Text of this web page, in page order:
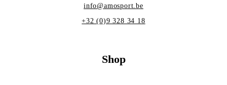
info@amosport.be
+32 (0)9 328 34 18
Shop